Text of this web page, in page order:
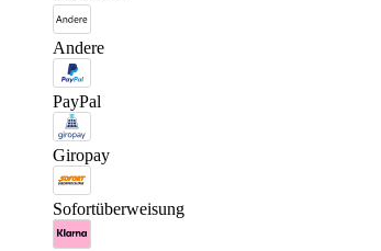
Andere
PayPal
Giropay
Sofortüberweisung